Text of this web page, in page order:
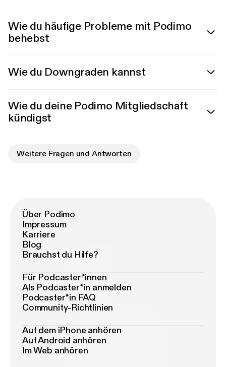
Wie du häufige Probleme mit Podimo
behebst
Wie du Downgraden kannst
Wie du deine Podimo Mitgliedschaft
kündigst
Weitere Fragen und Antworten
Über Podimo
Impressum
Karriere
Blog
Brauchst du Hilfe?
Für Podcaster*innen
Als Podcaster*in anmelden
Podcaster*in FAQ
Community-Richtlinien
Auf dem iPhone anhören
Auf Android anhören
Im Web anhören